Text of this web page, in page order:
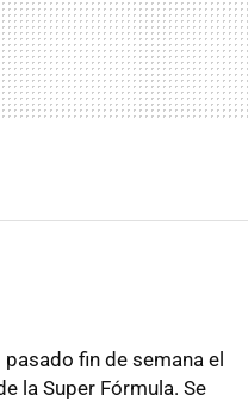
fin de semana el
la Super Fórmula. Se